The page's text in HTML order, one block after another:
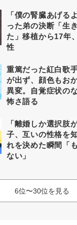
「僕の腎臓あげる
った弟の決断「生
た」移植から17年
性
重篤だった紅白歌
が出ず、顔色もお
異変。自覚症状の
怖さ語る
「離婚しか選択肢
子、互いの性格を
れを決めた瞬間「
ない」
6位〜30位を見る